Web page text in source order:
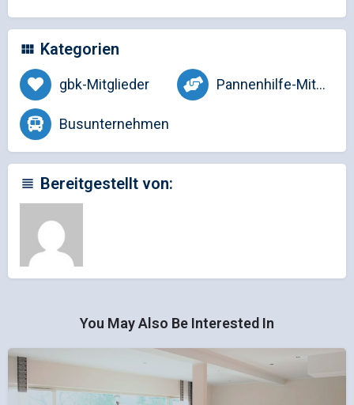
Kategorien
gbk-Mitglieder Pannenhilfe-Mitglieder
Busunternehmen
Bereitgestellt von:
You May Also Be Interested In